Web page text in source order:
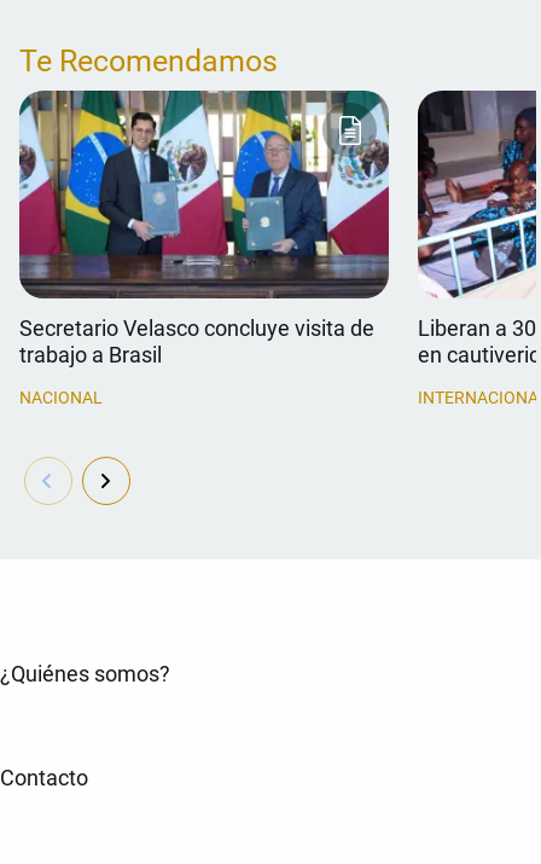
Te Recomendamos
Secretario Velasco concluye visita de
trabajo a Brasil
NACIONAL
Liberan a
en
¿Quiénes somos?
Contacto